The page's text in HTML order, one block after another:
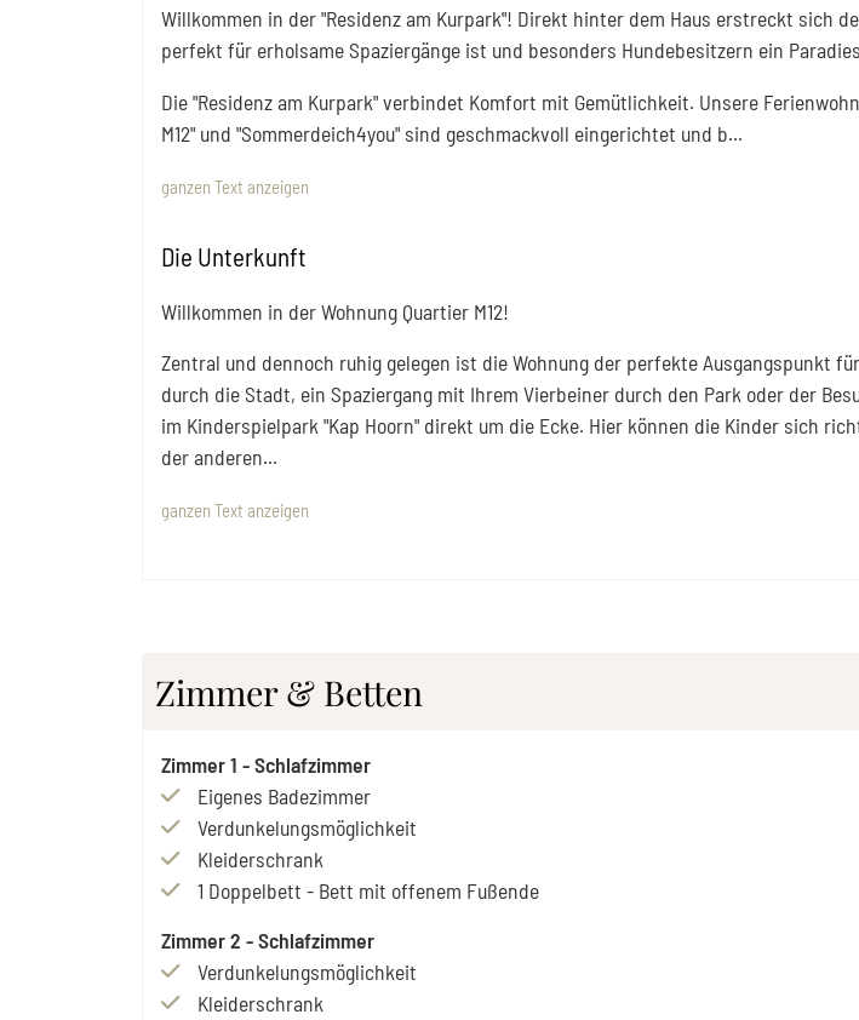
Willkommen in der "Residenz am Kurpark"! Direkt hinter dem Haus erstreckt sich
perfekt für erholsame Spaziergänge ist und besonders Hundebesitzern ein
Die "Residenz am Kurpark" verbindet Komfort mit Gemütlichkeit. Unsere
M12" und "Sommerdeich4you" sind geschmackvoll eingerichtet und b...
ganzen Text anzeigen
Die Unterkunft
Willkommen in der Wohnung Quartier M12!
Zentral und dennoch ruhig gelegen ist die Wohnung der perfekte Ausgangspunkt
durch die Stadt, ein Spaziergang mit Ihrem Vierbeiner durch den Park oder der
im Kinderspielpark "Kap Hoorn" direkt um die Ecke. Hier können die Kinder sich
der anderen...
ganzen Text anzeigen
Zimmer & Betten
Zimmer1 -Schlafzimmer
Eigenes Badezimmer
Verdunkelungsmöglichkeit
Kleiderschrank
1 Doppelbett - Bett mit offenem Fußende
Zimmer2 -Schlafzimmer
Verdunkelungsmöglichkeit
Kleiderschrank